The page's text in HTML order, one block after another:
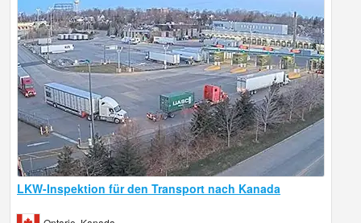
LKW-Inspektion für den Transport nach Kanada